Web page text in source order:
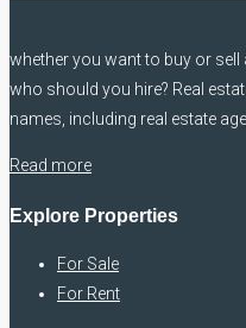
whether you want to buy or sell
who should you hire? Real
names, including real estate
Read more
Explore Properties
For Sale
For Rent